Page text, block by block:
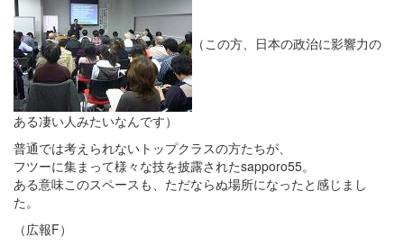
（この方、日本の政治に影響力の
ある凄い人みたいなんです）
普通では考えられないトップクラスの方たちが、
フツーに集まって様々な技を披露されたsapporo55。
ある意味このスペースも、ただならぬ場所になったと感じまし
た。
（広報F）